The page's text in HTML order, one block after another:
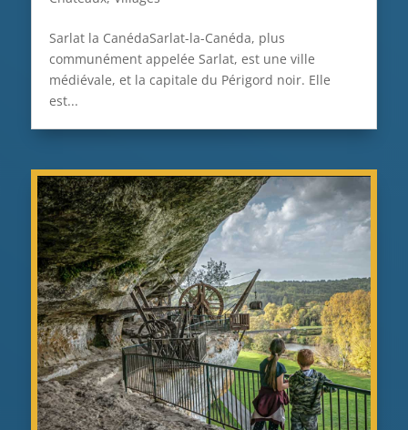
Sarlat la CanédaSarlat-la-Canéda, plus
communément appelée Sarlat, est une ville
médiévale, et la capitale du Périgord noir. Elle
est...